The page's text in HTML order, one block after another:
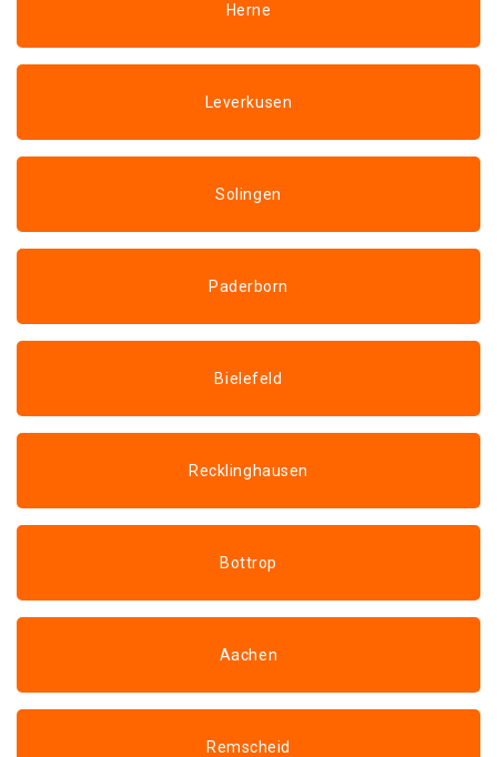
Herne
Leverkusen
Solingen
Paderborn
Bielefeld
Recklinghausen
Bottrop
Aachen
Remscheid